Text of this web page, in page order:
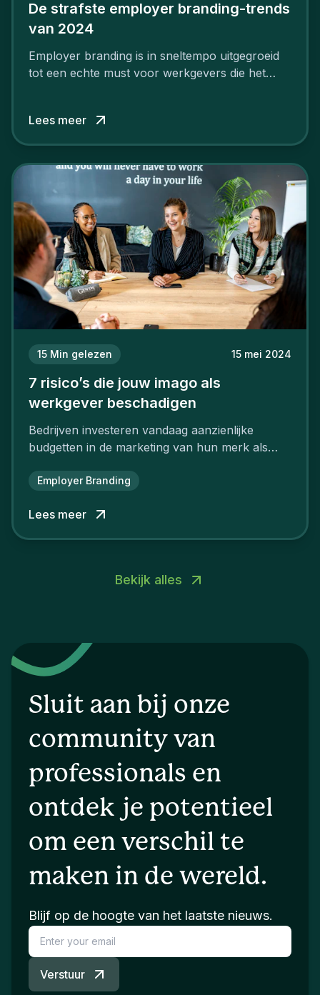
De strafste employer branding-trends
van 2024
Employer branding is in sneltempo uitgegroeid
tot een echte must voor werkgevers die het
Lees meer
15 Min gelezen 15 mei 2024
7 risico’s die jouw imago als
werkgever beschadigen
Bedrijven investeren vandaag aanzienlijke
budgetten in de marketing van hun merk als
Employer Branding
Lees meer
Bekijk alles
Sluit aan bij onze
community van
professionals en
ontdek je potentieel
om een verschil te
maken in de wereld.
Blijf op de hoogte van het laatste nieuws.
Verstuur